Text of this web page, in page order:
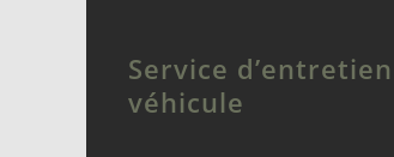
Service
véhicule